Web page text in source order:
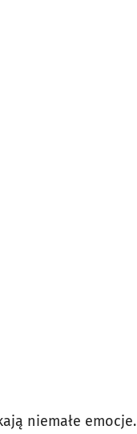
niemałe emocje.